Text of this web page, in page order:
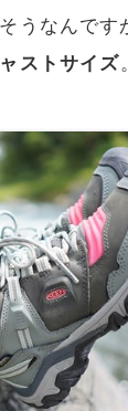
うなんです
ストサイズ